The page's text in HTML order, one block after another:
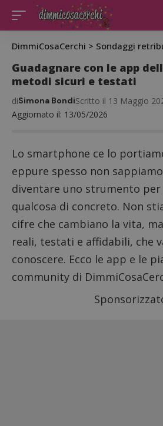
DimmiCosaCerchi > Sondaggi
Guadagnare con le app
metodi sicuri e testati
Aggiornato il: 13/05/2026
diSimona BondiScritto il 13 Maggio
Lo smartphone ce lo
eppure spesso non
diventare uno strumento per
qualcosa di concreto. Non
cifre che cambiano la vita,
reali, testati e affidabili, che
conoscere. Ecco le app e le
community di